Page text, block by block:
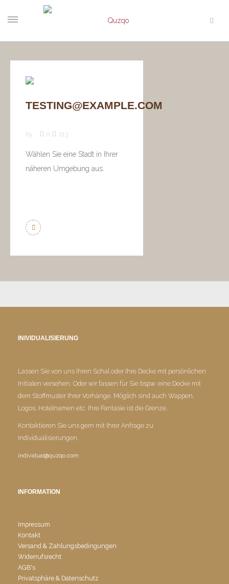
TESTING@EXAMPLE.COM
by 0 213
Wählen Sie eine Stadt in Ihrer
näheren Umgebung aus.
INIVIDUALISIERUNG
Lassen Sie von uns Ihren Schal oder Ihre Decke mit persönlichen
Initialen versehen. Oder wir fassen für Sie bspw. eine Decke mit
dem Stoffmuster Ihrer Vorhänge. Möglich sind auch Wappen,
Logos, Hotelnamen etc. Ihre Fantasie ist die Grenze.
Kontaktieren Sie uns gern mit Ihrer Anfrage zu
Individualisierungen.
individual@quzqo.com
INFORMATION
Impressum
Kontakt
Versand & Zahlungsbedingungen
Widerrufsrecht
AGB's
Privatsphäre & Datenschutz